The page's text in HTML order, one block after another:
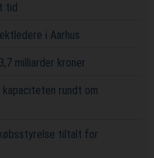
tid
i Aarhus
milliarder kroner
rundt om
tiltalt for